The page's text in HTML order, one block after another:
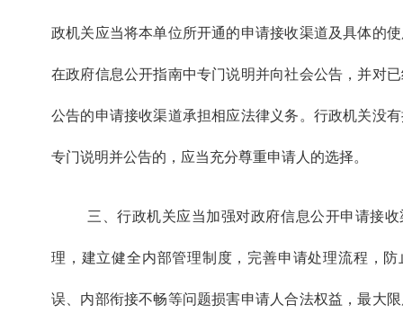
政机关应当将本单位所开通的申请接收渠道及具体的
在政府信息公开指南中专门说明并向社会公告，并对
公告的申请接收渠道承担相应法律义务。行政机关没
专门说明并公告的，应当充分尊重申请人的选择。
三、行政机关应当加强对政府信息公开申请接
理，建立健全内部管理制度，完善申请处理流程，防
误、内部衔接不畅等问题损害申请人合法权益，最大